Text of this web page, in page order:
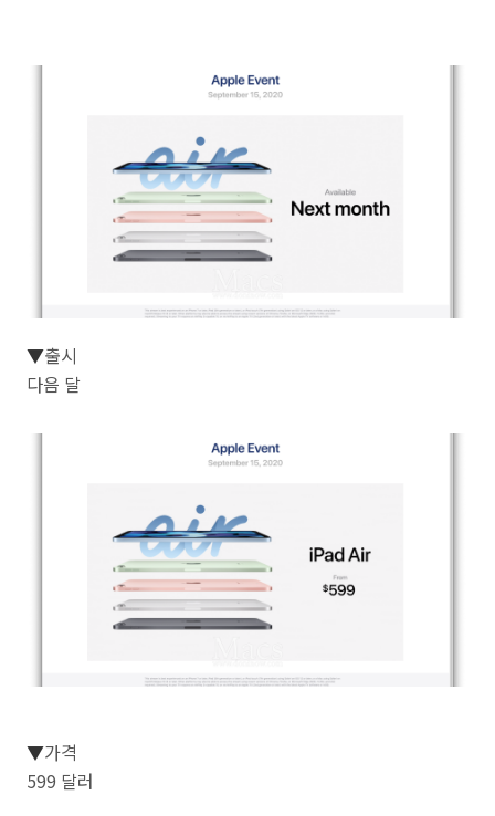
▼출시
다음 달
▼가격
599 달러